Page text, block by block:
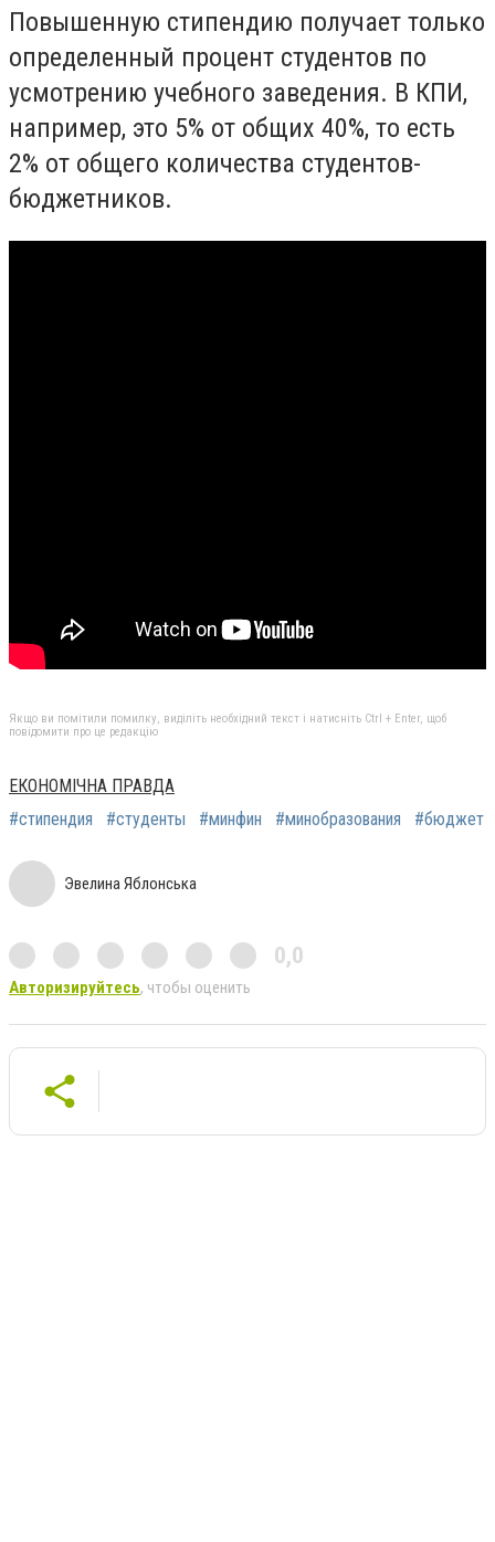
Повышенную стипендию получает только
определенный процент студентов по
усмотрению учебного заведения. В КПИ,
например, это 5% от общих 40%, то есть
2% от общего количества студентов-
бюджетников.
Якщо ви помітили помилку, виділіть необхідний текст і натисніть Ctrl + Enter, щоб
повідомити про це редакцію
ЕКОНОМІЧНА ПРАВДА
#стипендия
#студенты #минфин #минобразования #бюджет
Эвелина Яблонська
0,0
Авторизируйтесь, чтобы оценить